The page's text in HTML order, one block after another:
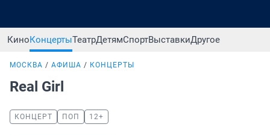
КиноКонцертыТеатрДетямСпортВыставкиДругое
МОСКВА АФИША КОНЦЕРТЫ
Real Girl
КОНЦЕРТ ПОП 12+